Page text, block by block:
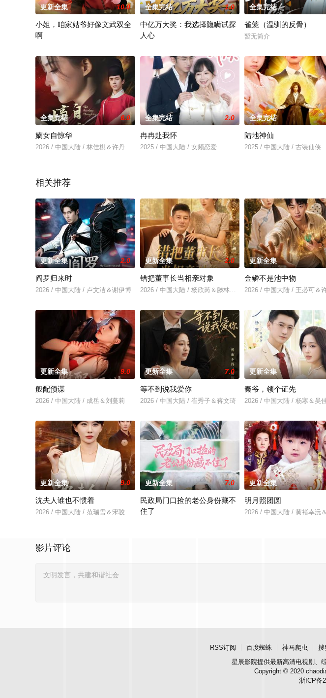
更新全集 10.0
小姐，咱家姑爷好像文武双全
啊
全集完结 1.0
中亿万大奖：我选择隐瞒试探
人心
全集完结
雀笼（温驯的反骨）
暂无简介
全集完结 6.0
嫡女自惊华
2026 / 中国大陆 / 林佳棋＆许丹
全集完结 2.0
冉冉赴我怀
2025 / 中国大陆 / 女频恋爱
全集完结
陆地神仙
2025 / 中国大陆 / 古装仙侠
相关推荐
更新全集 2.0
阎罗归来时
2026 / 中国大陆 / 卢文洁＆谢伊博
更新全集 2.0
错把董事长当相亲对象
2026 / 中国大陆 / 杨欣芮＆滕林＆马治邦
更新全集
金鳞不是池中物
2026 / 中国大陆 / 王必可＆
更新全集 9.0
般配预谋
2026 / 中国大陆 / 成岳＆刘蔓莉
更新全集 7.0
等不到说我爱你
2026 / 中国大陆 / 崔秀子＆蒋文琦
更新全集
秦爷，领个证先
2026 / 中国大陆 / 杨寒＆吴
更新全集 9.0
沈夫人谁也不惯着
2026 / 中国大陆 / 范瑞雪＆宋骏
更新全集 7.0
民政局门口捡的老公身份藏不
住了
更新全集
明月照团圆
2026 / 中国大陆 / 黄褚幸沅
影片评论
RSS订阅 百度蜘蛛 神马爬虫 搜
星辰影院提供最新高清电视剧、
Copyright © 2020
浙ICP备